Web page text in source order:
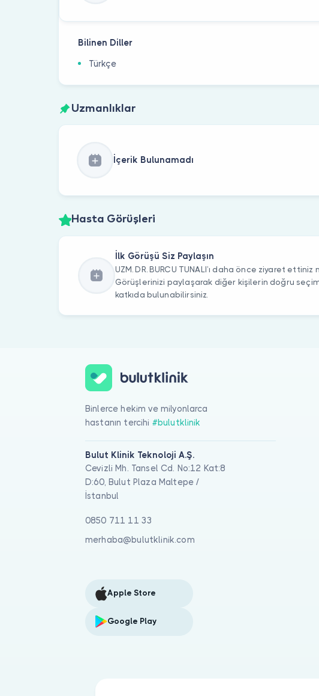
Bilinen Diller
Türkçe
Uzmanlıklar
İçerik Bulunamadı
Hasta Görüşleri
İlk Görüşü Siz Paylaşın
UZM. DR. BURCU TUNALI’ı daha önce ziyaret ettiniz
Görüşlerinizi paylaşarak diğer kişilerin doğru
katkıda bulunabilirsiniz.
Binlerce hekim ve milyonlarca
hastanın tercihi #bulutklinik
Bulut Klinik Teknoloji A.Ş.
Cevizli Mh. Tansel Cd. No:12 Kat:8
D:60, Bulut Plaza Maltepe /
İstanbul
0850 711 11 33
merhaba@bulutklinik.com
Apple Store
Google Play